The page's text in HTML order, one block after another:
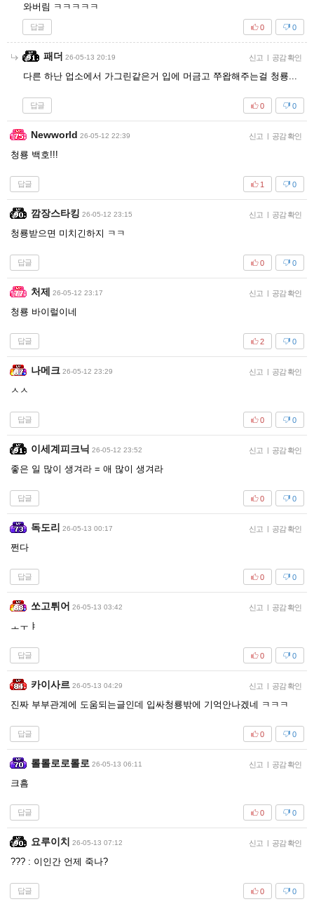
와버림 ㅋㅋㅋㅋㅋ
답글 0
0
패더 26-05-13 20:19 신고 | 공감 확인
다른 하난 업소에서 가그린같은거 입에 머금고 쭈왑해주는걸 청룡...
답글 0
0
Newworld 26-05-12 22:39 신고 | 공감 확인
청룡 백호!!!
답글 0
1
깜장스타킹 26-05-12 23:15 신고 | 공감 확인
청룡받으면 미치긴하지 ㅋㅋ
답글 0
0
처제 26-05-12 23:17 신고 | 공감 확인
청룡 바이럴이네
답글 0
2
나메크 26-05-12 23:29 신고 | 공감 확인
ㅅㅅ
답글 0
0
이세계피크닉 26-05-12 23:52 신고 | 공감 확인
좋은 일 많이 생겨라 = 애 많이 생겨라
답글 0
0
독도리 26-05-13 00:17 신고 | 공감 확인
쩐다
답글 0
0
쏘고튀어 26-05-13 03:42 신고 | 공감 확인
ㅗㅜㅑ
답글 0
0
카이사르 26-05-13 04:29 신고 | 공감 확인
진짜 부부관계에 도움되는글인데 입싸청룡밖에 기억안나겠네 ㅋㅋㅋ
답글 0
0
롤롤로로롤로 26-05-13 06:11 신고 | 공감 확인
크흠
답글 0
0
요루이치 26-05-13 07:12 신고 | 공감 확인
??? : 이인간 언제 죽나?
답글 0
0